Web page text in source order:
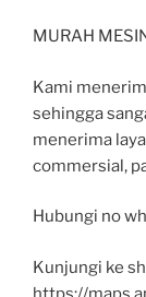
MURAH
Kami
sehingga
menerima
commersial,
Hubungi no
Kunjungi ke